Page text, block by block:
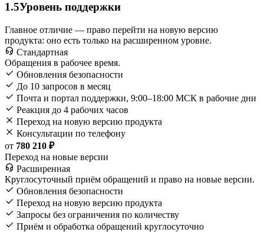
1.5Уровень поддержки
Главное отличие — право перейти на новую версию
продукта: оно есть только на расширенном уровне.
Стандартная
Обращения в рабочее время.
Обновления безопасности
До 10 запросов в месяц
Почта и портал поддержки, 9:00–18:00 МСК в рабочие дни
Реакция до 4 рабочих часов
Переход на новую версию продукта
Консультации по телефону
от 780 210 ₽
Переход на новые версии
Расширенная
Круглосуточный приём обращений и право на новые версии.
Обновления безопасности
Переход на новую версию продукта
Запросы без ограничения по количеству
Приём и обработка обращений круглосуточно